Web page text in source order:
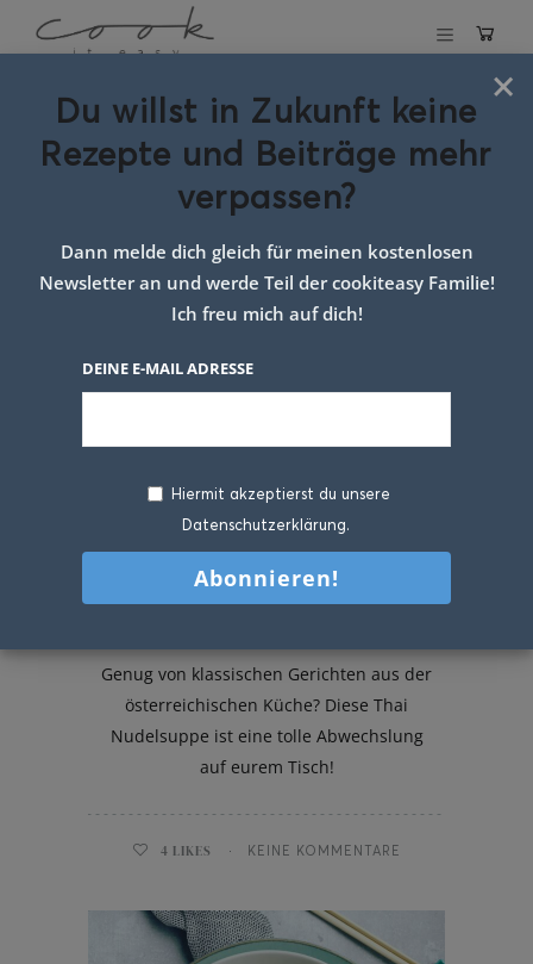
Schlagwort:
thailändisch
kochen
Genug von klassischen Gerichten aus der
österreichischen Küche? Diese Thai
Nudelsuppe ist eine tolle Abwechslung
auf eurem Tisch!
4 LIKES KEINE KOMMENTARE
×
Du willst in Zukunft keine
Rezepte und Beiträge mehr
verpassen?
Dann melde dich gleich für meinen kostenlosen
Newsletter an und werde Teil der cookiteasy Familie!
Ich freu mich auf dich!
DEINE E-MAIL ADRESSE
Hiermit akzeptierst du unsere
Datenschutzerklärung.